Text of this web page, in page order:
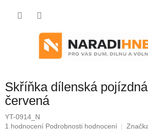
Skříňka dílenská
červená
YT-0914_N
Průměrné
1 hodnocení Podrobnosti hodnocení